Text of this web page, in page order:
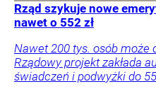
Rząd szykuje nowe
nawet o 552 zł
Nawet 200 tys. osób może
Rządowy projekt zakłada
świadczeń i podwyżki do